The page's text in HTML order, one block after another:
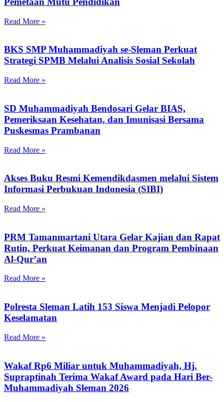
Read More »
BKS SMP Muhammadiyah se-Sleman Perkuat
Strategi SPMB Melalui Analisis Sosial Sekolah
Read More »
SD Muhammadiyah Bendosari Gelar BIAS,
Pemeriksaan Kesehatan, dan Imunisasi Bersama
Puskesmas Prambanan
Read More »
Akses Buku Resmi Kemendikdasmen melalui Sistem
Informasi Perbukuan Indonesia (SIBI)
Read More »
PRM Tamanmartani Utara Gelar Kajian dan Rapat
Rutin, Perkuat Keimanan dan Program Pembinaan
Al-Qur’an
Read More »
Polresta Sleman Latih 153 Siswa Menjadi Pelopor
Keselamatan
Read More »
Wakaf Rp6 Miliar untuk Muhammadiyah, Hj.
Supraptinah Terima Wakaf Award pada Hari Ber-
Muhammadiyah Sleman 2026